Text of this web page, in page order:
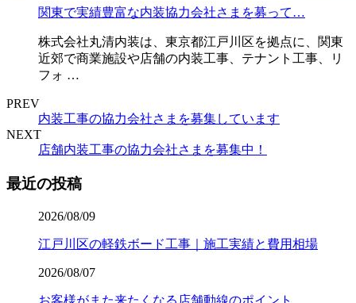
関東で実績豊富な内装協力会社さまを募って…
株式会社丸清内装は、東京都江戸川区を拠点に、関東
近郊で商業施設や店舗の内装工事、テナント工事、リ
フォ …
PREV
内装工事の協力会社さまを募集しています
NEXT
店舗内装工事の協力会社さまを募集中！
最近の投稿
2026/08/09
江戸川区の軽鉄ボード工事｜施工実績と費用相場
2026/08/07
お客様がまた来たくなる店舗動線のポイント